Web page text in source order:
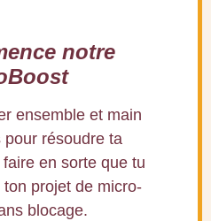
notre
ensemble et main
pour résoudre ta
en sorte que tu
projet de micro-
blocage.